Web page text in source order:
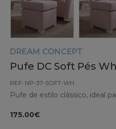
DREAM CONCEPT
Pufe DC Soft Pés
REF: NP-37-SOFT-WH
Pufe de estilo clássico, ideal
175.00€